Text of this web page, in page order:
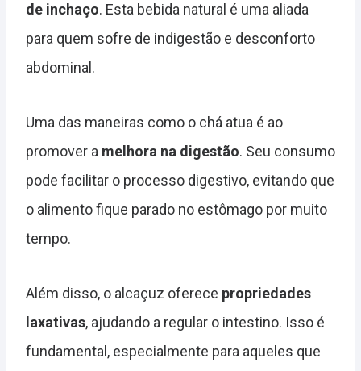
de inchaço. Esta bebida natural é uma aliada
para quem sofre de indigestão e desconforto
abdominal.
Uma das maneiras como o chá atua é ao
promover a melhora na digestão. Seu consumo
pode facilitar o processo digestivo, evitando que
o alimento fique parado no estômago por muito
tempo.
Além disso, o alcaçuz oferece propriedades
laxativas, ajudando a regular o intestino. Isso é
fundamental, especialmente para aqueles que